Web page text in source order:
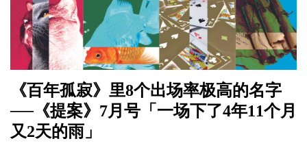
《百年孤寂》里8个出场率极高的名字
──《提案》7月号「一场下了4年11个月
又2天的雨」